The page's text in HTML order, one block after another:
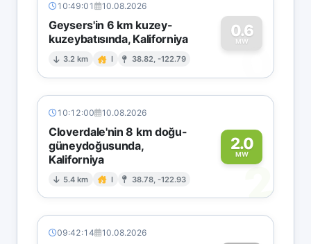
10:49:01 10.08.2026
Geysers'in 6 km kuzey-
kuzeybatısında, Kaliforniya
3.2 km I 38.82, -122.79
0.6
MW
0
10:12:00 10.08.2026
Cloverdale'nin 8 km doğu-
güneydoğusunda,
Kaliforniya
5.4 km I 38.78, -122.93
2.0
MW
2
09:42:14 10.08.2026